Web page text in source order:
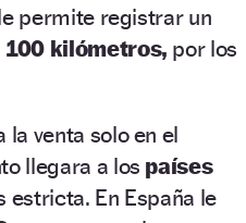
permite registrar un
100 kilómetros, por los
la venta solo en el
llegara a los países
estricta. En España le